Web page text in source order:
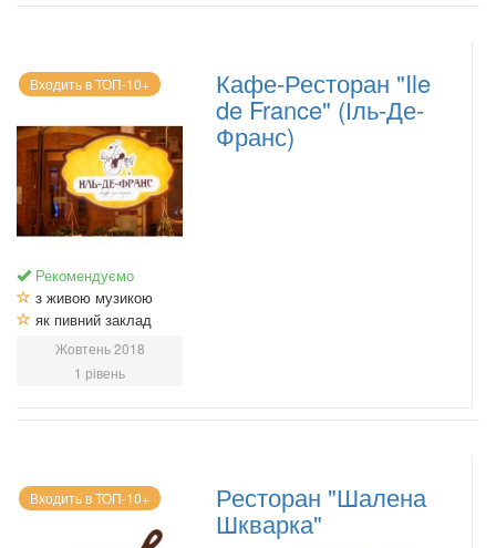
Входить в ТОП-10+
Рекомендуємо
з живою музикою
як пивний заклад
Жовтень 2018
1 рівень
Кафе-Ресторан "Ile
de France" (Іль-Де-
Франс)
Входить в ТОП-10+ Ресторан "Шалена
Шкварка"